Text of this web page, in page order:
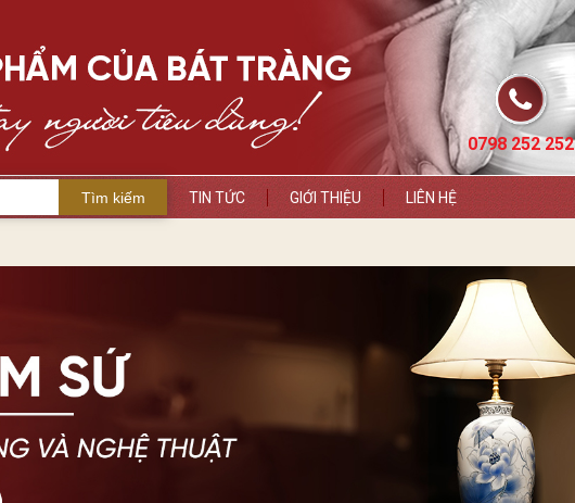
0798 252 252
Tìm kiếm TIN TỨC GIỚI THIỆU LIÊN HỆ